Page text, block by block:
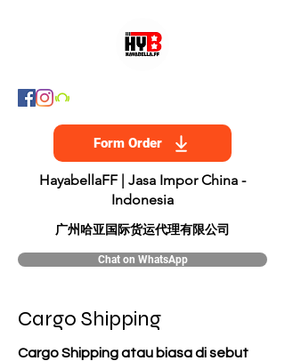
Form Order
HayabellaFF | Jasa Impor China -
Indonesia
​广州哈亚国际货运代理有限公司
Chat on WhatsApp
Cargo Shipping
Cargo Shipping atau biasa di sebut